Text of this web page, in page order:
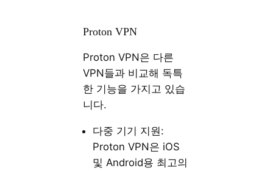
Proton VPN
Proton VPN은 다른
VPN들과 비교해 독특
한 기능을 가지고 있습
니다.
다중 기기 지원:
Proton VPN은 iOS
및 Android용 최고의